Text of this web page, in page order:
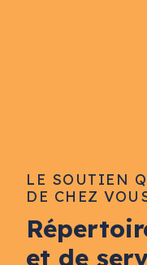
LE SOUTIEN
DE CHEZ
et de